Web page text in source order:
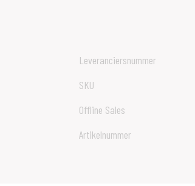
Leveranciersnummer
SKU
Offline Sales
Artikelnummer